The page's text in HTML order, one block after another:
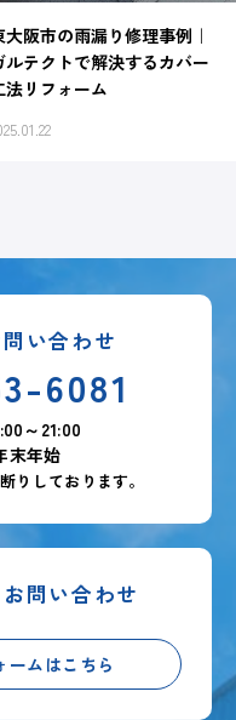
大阪市の雨漏り修理事例｜
ルテクトで解決するカバー
法リフォーム
い合わせ
6081
～21:00
末年始
りしております。
問い合わせ
ームはこちら